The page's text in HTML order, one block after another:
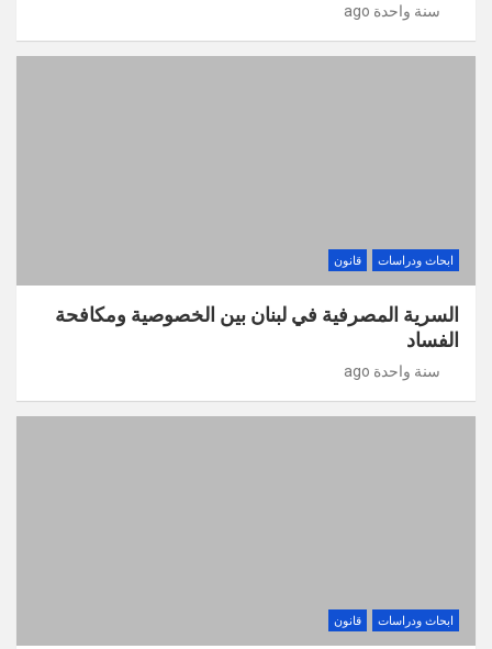
سنة واحدة ago
ابحاث ودراسات قانون
السرية المصرفية في لبنان بين الخصوصية ومكافحة
الفساد
سنة واحدة ago
ابحاث ودراسات قانون